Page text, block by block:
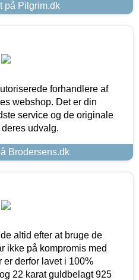
på Pilgrim.dk
forhandlere af
webshop. Det er din
service og de originale
udvalg.
Brodersens.dk
altid efter at bruge de
ikke på kompromis med
er derfor lavet i 100%
22 karat guldbelagt 925